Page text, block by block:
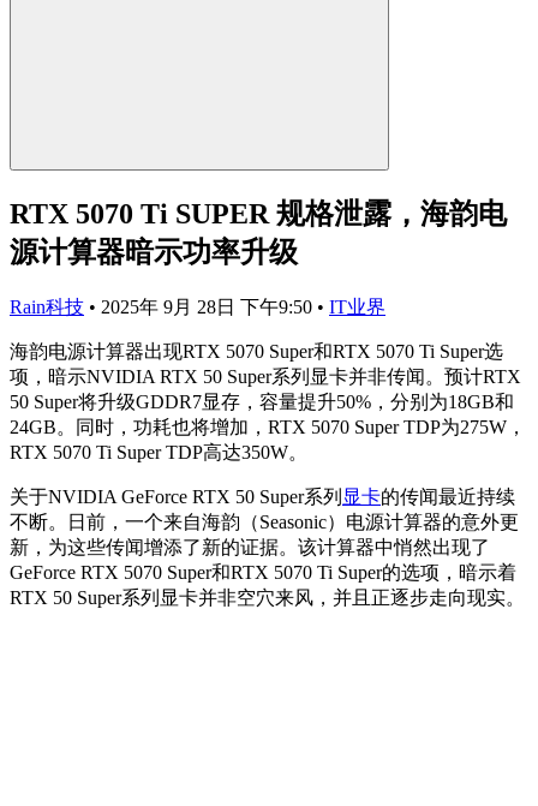
RTX 5070 Ti SUPER 规格泄露，海韵电
源计算器暗示功率升级
Rain科技 • 2025年 9月 28日 下午9:50 • IT业界
海韵电源计算器出现RTX 5070 Super和RTX 5070 Ti Super选
项，暗示NVIDIA RTX 50 Super系列显卡并非传闻。预计RTX
50 Super将升级GDDR7显存，容量提升50%，分别为18GB和
24GB。同时，功耗也将增加，RTX 5070 Super TDP为275W，
RTX 5070 Ti Super TDP高达350W。
关于NVIDIA GeForce RTX 50 Super系列 显卡的传闻最近持续
不断。日前，一个来自海韵（Seasonic）电源计算器的意外更
新，为这些传闻增添了新的证据。该计算器中悄然出现了
GeForce RTX 5070 Super和RTX 5070 Ti Super的选项，暗示着
RTX 50 Super系列显卡并非空穴来风，并且正逐步走向现实。